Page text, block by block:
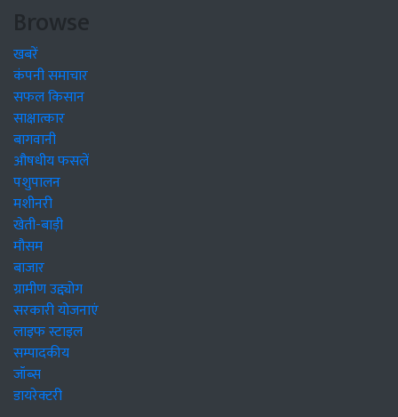
Browse
खबरें
कंपनी समाचार
सफल किसान
साक्षात्कार
बागवानी
औषधीय फसलें
पशुपालन
मशीनरी
खेती-बाड़ी
मौसम
बाजार
ग्रामीण उद्द्योग
सरकारी योजनाएं
लाइफ स्टाइल
सम्पादकीय
जॉब्स
डायरेक्टरी